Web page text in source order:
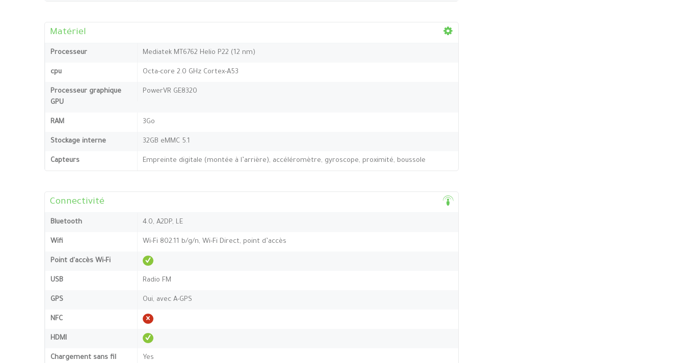
Matériel
Processeur Mediatek MT6762 Helio P22 (12 nm)
cpu Octa-core 2.0 GHz Cortex-A53
Processeur graphique
GPU
PowerVR GE8320
RAM 3Go
Stockage interne 32GB eMMC 5.1
Capteurs Empreinte digitale (montée à l’arrière), accéléromètre, gyroscope, proximité, boussole
Connectivité
Bluetooth 4.0, A2DP, LE
Wifi Wi-Fi 802.11 b/g/n, Wi-Fi Direct, point d’accès
Point d'accès Wi-Fi
USB Radio FM
GPS Oui, avec A-GPS
NFC
HDMI
Chargement sans fil Yes